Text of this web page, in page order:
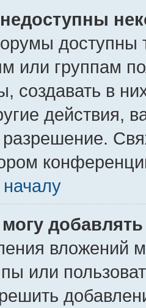
доступны
или группам
создавать в
действия,
вложений
или